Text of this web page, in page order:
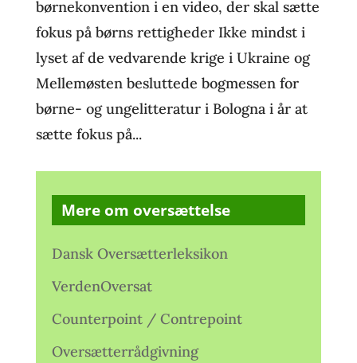
børnekonvention i en video, der skal sætte
fokus på børns rettigheder Ikke mindst i
lyset af de vedvarende krige i Ukraine og
Mellemøsten besluttede bogmessen for
børne- og ungelitteratur i Bologna i år at
sætte fokus på...
Mere om oversættelse
Dansk Oversætterleksikon
VerdenOversat
Counterpoint / Contrepoint
Oversætterrådgivning